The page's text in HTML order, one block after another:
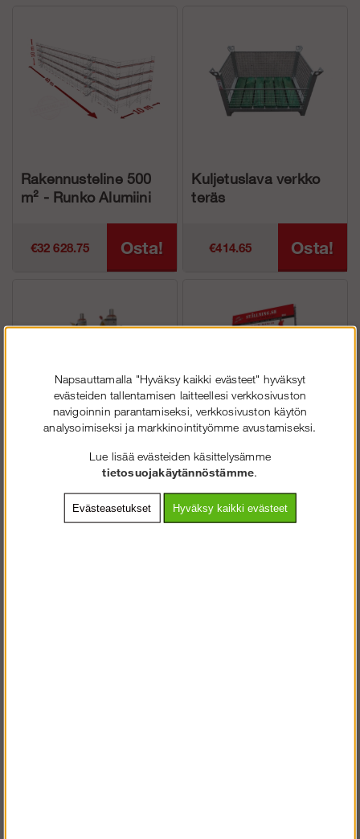
Rakennusteline 500
m² - Runko Alumiini
€32 628.75 Osta!
Kuljetuslava verkko
teräs
€414.65 Osta!
Pyörä Alufase
Alk.€28.99 Osta!
Kylttiteline 6x7 m
€6 399.25 Osta!
Napsauttamalla "Hyväksy kaikki evästeet" hyväksyt
evästeiden tallentamisen laitteellesi verkkosivuston
navigoinnin parantamiseksi, verkkosivuston käytön
analysoimiseksi ja markkinointityömme avustamiseksi.
Lue lisää evästeiden käsittelysämme
tietosuojakäytännöstämme
Evästeasetukset Hyväksy kaikki evästeet